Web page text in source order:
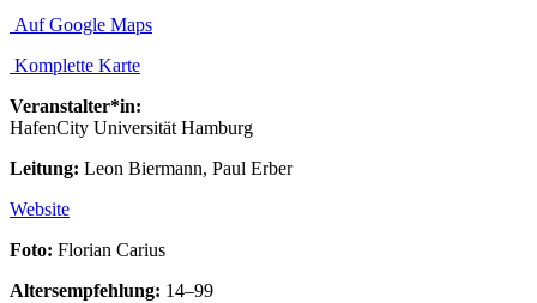
Auf Google Maps
Komplette Karte
Veranstalter*in:
HafenCity Universität Hamburg
Leitung: Leon Biermann, Paul Erber
Website
Foto: Florian Carius
Altersempfehlung: 14–99